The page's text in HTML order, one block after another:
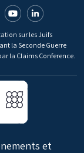
sur les Juifs
la Seconde Guerre
la Claims Conference.
et